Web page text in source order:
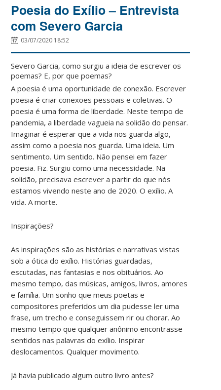
Poesia do Exílio – Entrevista
com Severo Garcia
03/07/2020 18:52
Severo Garcia, como surgiu a ideia de escrever os
poemas? E, por que poemas?
A poesia é uma oportunidade de conexão. Escrever
poesia é criar conexões pessoais e coletivas. O
poesia é uma forma de liberdade. Neste tempo de
pandemia, a liberdade vagueia na solidão do pensar.
Imaginar é esperar que a vida nos guarda algo,
assim como a poesia nos guarda. Uma ideia. Um
sentimento. Um sentido. Não pensei em fazer
poesia. Fiz. Surgiu como uma necessidade. Na
solidão, precisava escrever a partir do que nós
estamos vivendo neste ano de 2020. O exílio. A
vida. A morte.
Inspirações?
As inspirações são as histórias e narrativas vistas
sob a ótica do exílio. Histórias guardadas,
escutadas, nas fantasias e nos obituários. Ao
mesmo tempo, das músicas, amigos, livros, amores
e família. Um sonho que meus poetas e
compositores preferidos um dia pudesse ler uma
frase, um trecho e conseguissem rir ou chorar. Ao
mesmo tempo que qualquer anônimo encontrasse
sentidos nas palavras do exílio. Inspirar
deslocamentos. Qualquer movimento.
Já havia publicado algum outro livro antes?